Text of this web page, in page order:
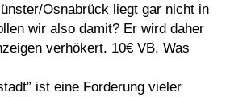
Osnabrück liegt gar nicht in
wir also damit? Er wird daher
verhökert. 10€ VB. Was
ist eine Forderung vieler